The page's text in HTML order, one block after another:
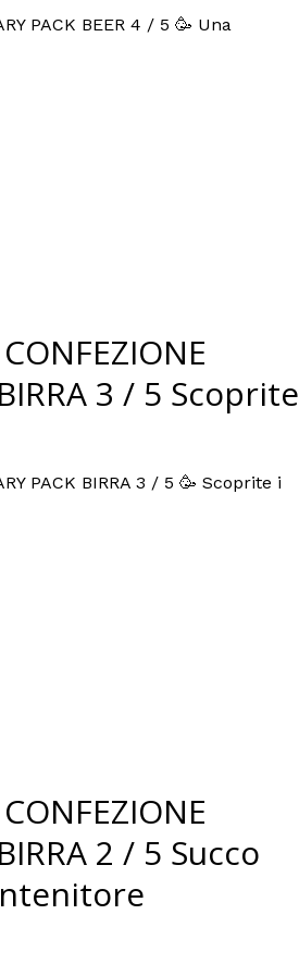
PACK BEER 4 / 5 🥳 Una
3 / 5 Scoprite
PACK BIRRA 3 / 5 🥳 Scoprite i
2 / 5 Succo